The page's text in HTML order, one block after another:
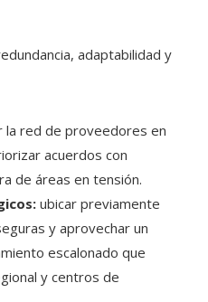
adaptabilidad y
la red de proveedores en
acuerdos con
de áreas en tensión.
ubicar previamente
y aprovechar un
escalonado que
y centros de